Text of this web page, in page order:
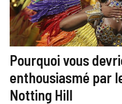
Pourquoi vous
enthousiasmé par
Notting Hill